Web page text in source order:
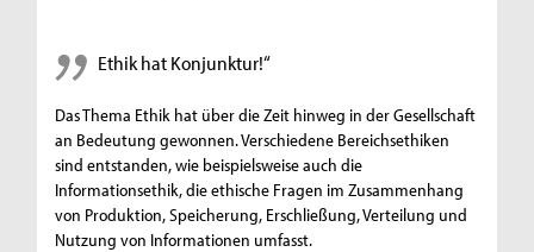
Ethik hat Konjunktur!“
Das Thema Ethik hat über die Zeit hinweg in der Gesellschaft
an Bedeutung gewonnen. Verschiedene Bereichsethiken
sind entstanden, wie beispielsweise auch die
Informationsethik, die ethische Fragen im Zusammenhang
von Produktion, Speicherung, Erschließung, Verteilung und
Nutzung von Informationen umfasst.